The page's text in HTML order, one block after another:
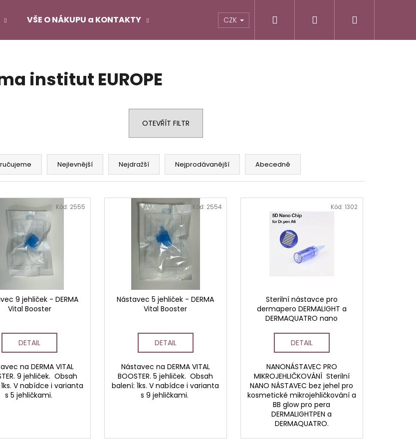
VŠE O NÁKUPU a KONTAKTY CZK Přihlášení
institut EUROPE
OTEVŘÍT FILTR
Nejlevnější Nejdražší Nejprodávanější Abecedně
9 jehliček - DERMA
Vital Booster
DETAIL
na DERMA VITAL
9 jehliček. Obsah
V nabídce i varianta
s 5 jehličkami.
Kód: 2555
Nástavec 5 jehliček - DERMA
Vital Booster
DETAIL
Nástavec na DERMA VITAL
BOOSTER. 5 jehliček. Obsah
balení: 1ks. V nabídce i varianta
s 9 jehličkami.
Kód: 2554
Sterilní nástavce pro
dermapero DERMALIGHT a
DERMAQUATRO nano
DETAIL
NANONÁSTAVEC PRO
MIKROJEHLIČKOVÁNÍ Sterilní
NANO NÁSTAVEC bez jehel pro
kosmetické mikrojehličkování a
BB glow pro pera
DERMALIGHTPEN a
DERMAQUATRO.
Kód: 1302
najít?
Následující
NÁSTAVCE PRO DERMAPERO
A DERMAQUATRO 12
STERILNÍ NÁSTAVCE PRO DERMAPERO
DERMALIGHT A DERMAQUATRO NANO
NÁSTAVCE/BBGLOW